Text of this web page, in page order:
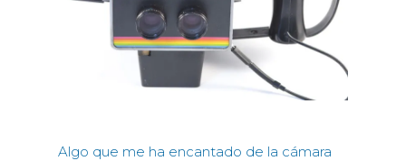
Algo que me ha encantado de la cámara